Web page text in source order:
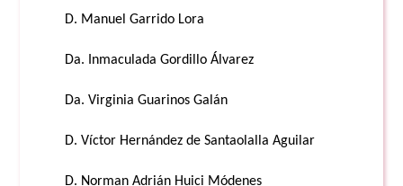
D. Manuel Garrido Lora
Da. Inmaculada Gordillo Álvarez
Da. Virginia Guarinos Galán
D. Víctor Hernández de Santaolalla Aguilar
D. Norman Adrián Huici Módenes